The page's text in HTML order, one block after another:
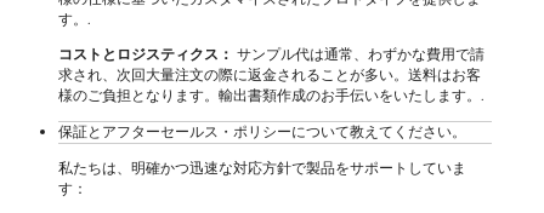
す。.
コストとロジスティクス： サンプル代は通常、わずかな費用で請
求され、次回大量注文の際に返金されることが多い。送料はお客
様のご負担となります。輸出書類作成のお手伝いをいたします。.
保証とアフターセールス・ポリシーについて教えてください。
私たちは、明確かつ迅速な対応方針で製品をサポートしていま
す：